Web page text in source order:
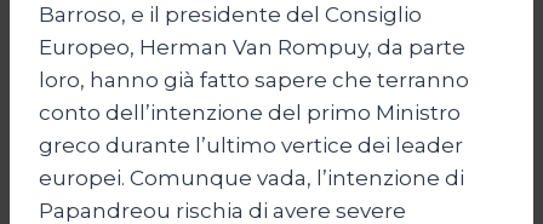
Barroso, e il presidente del Consiglio
Europeo, Herman Van Rompuy, da parte
loro, hanno già fatto sapere che terranno
conto dell’intenzione del primo Ministro
greco durante l’ultimo vertice dei leader
europei. Comunque vada, l’intenzione di
Papandreou rischia di avere severe